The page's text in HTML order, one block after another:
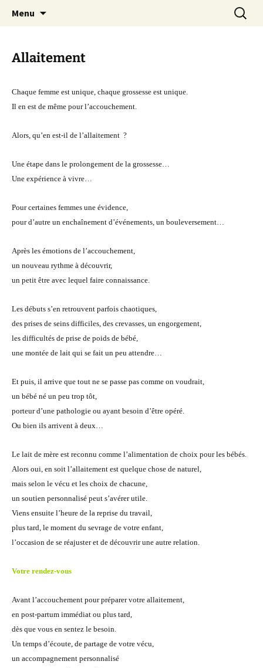
Lait Petits Pieds
Haptonomie / Allaitement
Menu
Allaitement
Chaque femme est unique, chaque grossesse est unique.
Il en est de même pour l’accouchement.
Alors, qu’en est-il de l’allaitement ?
Une étape dans le prolongement de la grossesse…
Une expérience à vivre…
Pour certaines femmes une évidence,
pour d’autre un enchaînement d’événements, un bouleversement…
Après les émotions de l’accouchement,
un nouveau rythme à découvrir,
un petit être avec lequel faire connaissance.
Les débuts s’en retrouvent parfois chaotiques,
des prises de seins difficiles, des crevasses, un engorgement,
les difficultés de prise de poids de bébé,
une montée de lait qui se fait un peu attendre…
Et puis, il arrive que tout ne se passe pas comme on voudrait,
un bébé né un peu trop tôt,
porteur d’une pathologie ou ayant besoin d’être opéré.
Ou bien ils arrivent à deux…
Le lait de mère est reconnu comme l’alimentation de choix pour les bébés.
Alors oui, en soit l’allaitement est quelque chose de naturel,
mais selon le vécu et les choix de chacune,
un soutien personnalisé peut s’avérer utile.
Viens ensuite l’heure de la reprise du travail,
plus tard, le moment du sevrage de votre enfant,
l’occasion de se réajuster et de découvrir une autre relation.
Votre rendez-vous
Avant l’accouchement pour préparer votre allaitement,
en post-partum immédiat ou plus tard,
dès que vous en sentez le besoin.
Un temps d’écoute, de partage de votre vécu,
un accompagnement personnalisé